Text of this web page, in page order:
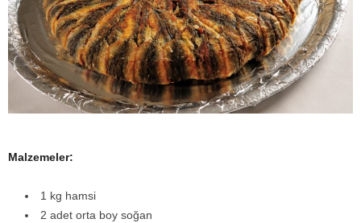
Malzemeler:
1 kg hamsi
2 adet orta boy soğan